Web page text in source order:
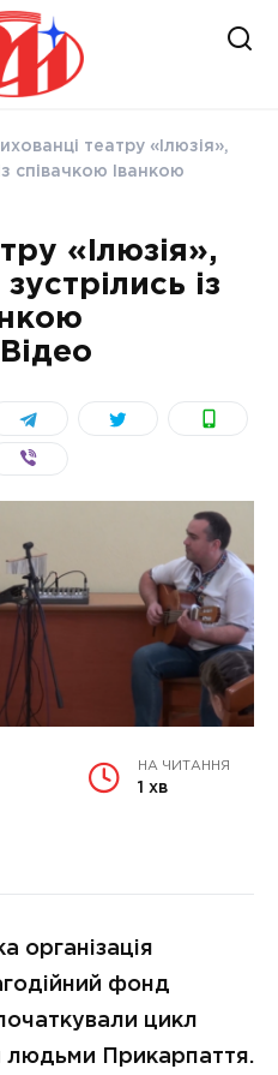
театру «Ілюзія»,
співачкою Іванкою
«Ілюзія»,
із
НА ЧИТАННЯ
1 хв
організація
фонд
цикл
людьми Прикарпаття.